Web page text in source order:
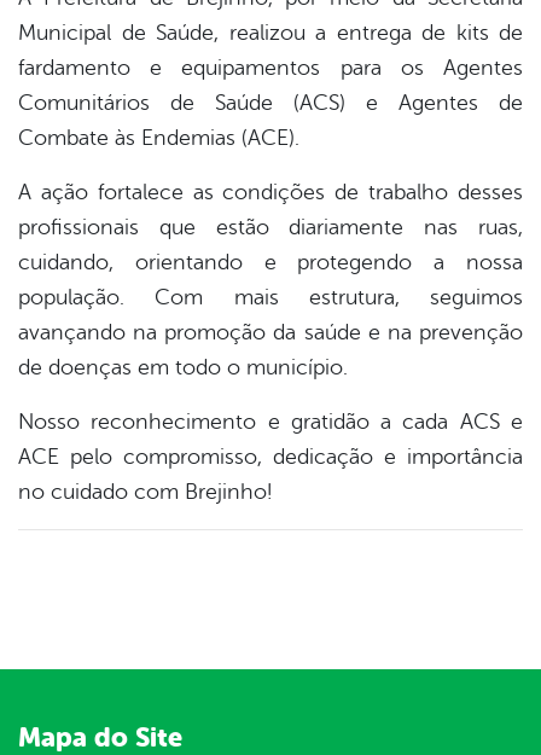
Municipal de Saúde, realizou a entrega de kits de
fardamento e equipamentos para os Agentes
Comunitários de Saúde (ACS) e Agentes de
Combate às Endemias (ACE).
A ação fortalece as condições de trabalho desses
profissionais que estão diariamente nas ruas,
cuidando, orientando e protegendo a nossa
população. Com mais estrutura, seguimos
avançando na promoção da saúde e na prevenção
de doenças em todo o município.
Nosso reconhecimento e gratidão a cada ACS e
ACE pelo compromisso, dedicação e importância
no cuidado com Brejinho!
Mapa do Site